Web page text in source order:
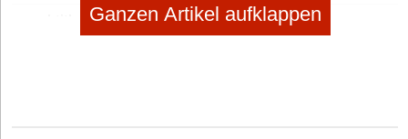
Selbstständig machen
Ganzen Artikel aufklappen